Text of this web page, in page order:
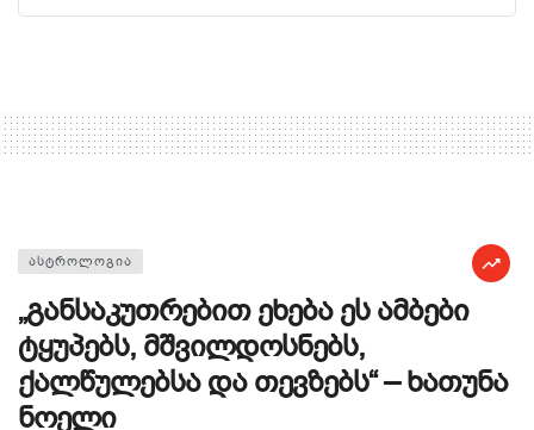
ᲐᲡᲢᲠᲝᲚᲝᲒᲘᲐ
„განსაკუთრებით ეხება ეს ამბები
ტყუპებს, მშვილდოსნებს,
ქალწულებსა და თევზებს“ – ხათუნა
ნოელი